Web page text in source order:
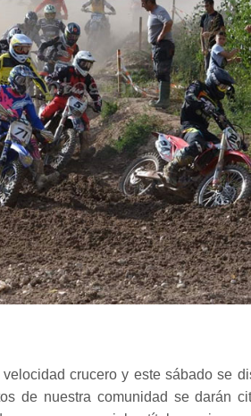
crucero y este sábado se
de nuestra comunidad se darán